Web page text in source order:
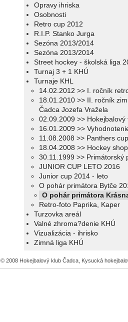
Opravy ihriska
Osobnosti
Retro cup 2012
R.I.P. Stanko Jurga
Sezóna 2013/2014
Sezóna 2013/2014
Street hockey - školská liga
Turnaj 3 + 1 KHÚ
Turnaje KHL
14.02.2012 >> I. ročník
18.01.2010 >> II. ročník
Čadca Jozefa Vražela
02.09.2009 >>
16.01.2009 >>
11.08.2008 >> Panthers
18.04.2008 >> Hockey
30.11.1999 >> Primátorský
JUNIOR CUP LETO 2016
Junior cup 2014 - leto
O pohár primátora Bytče
O pohár primátora
Retro-foto Paprika, Kaper
Turzovka areál
Valné zhroma?denie KHÚ
Vizualizácia - ihrisko
Zimná liga KHÚ
© 2008 Hokejbalový klub Čadca, Kysucká